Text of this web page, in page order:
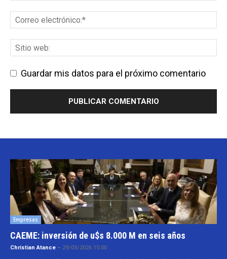
Guardar mis datos para el próximo comentario
Empresas
CAEME: inversión de u$s 8.000 M en seis años
Christian Atance - 29/05/2026 15:00